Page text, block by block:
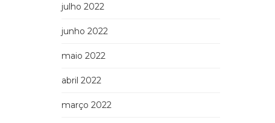
julho 2022
junho 2022
maio 2022
abril 2022
março 2022